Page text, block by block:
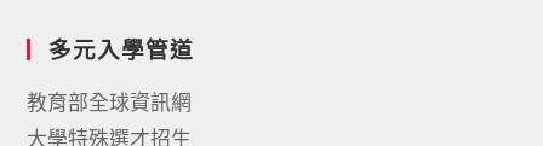
多元入學管道
教育部全球資訊網
大學特殊選才招生